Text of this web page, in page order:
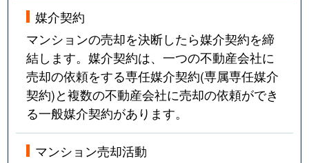
媒介契約
マンションの売却を決断したら媒介契約を締
結します。媒介契約は、一つの不動産会社に
売却の依頼をする専任媒介契約(専属専任媒介
契約)と複数の不動産会社に売却の依頼ができ
る一般媒介契約があります。
マンション売却活動